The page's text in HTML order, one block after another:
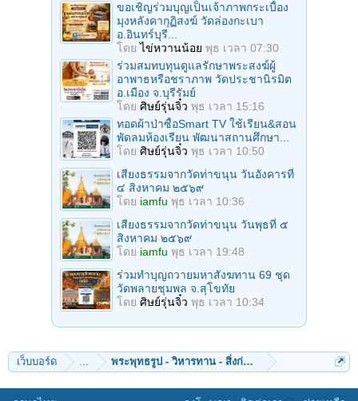
ขอเชิญร่วมบุญเป็นเจ้าภาพกระเบื้อง
มุงหลังคากุฏิสงฆ์ วัดล่องกะเบา
อ.อินทร์บุรี...
โดยไข่หวานน้อย พุธ เวลา 07:30
ร่วมสมทบทุนดูแลรักษาพระสงฆ์ผู้
อาพาธหรือชราภาพ วัดประชานิรมิต
อ.เมือง จ.บุรีรัมย์
โดย ศิษย์รุ่นจิ๋ว พุธ เวลา 15:16
ทอดผ้าป่าซื้อSmart TV ใช้เรียน&สอน
พัดลมห้องเรียน พัฒนาสถานศึกษา...
โดย ศิษย์รุ่นจิ๋ว พุธ เวลา 10:50
เสียงธรรมจากวัดท่าขนุน วันอังคารที่
๔ สิงหาคม ๒๕๖๙
โดย iamfu พุธ เวลา 10:36
เสียงธรรมจากวัดท่าขนุน วันพุธที่ ๕
สิงหาคม ๒๕๖๙
โดย iamfu พุธ เวลา 19:48
ร่วมทําบุญถวายมหาสังฆทาน 69 ชุด
วัดพลายชุมพล จ.สุโขทัย
โดย ศิษย์รุ่นจิ๋ว พุธ เวลา 10:34
เว็บบอร์ด ... พระพุทธรูป - วิหารทาน - สิ่งก่อสร้าง